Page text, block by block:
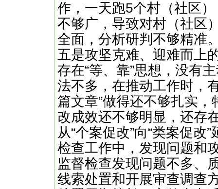
作，一天跑5个村（社区
不够广，导致对村（社区
全面，分析研判不够精准
五是攻坚克难、迎难而上
存在“等、靠”思想，没有
法不多，在推动工作时，
篇文章”做得还不够扎实
改成效还不够明显，还存
从“个案促改”向“类案促
检查工作中，发现问题和
监督检查发现问题不多、
线索处置和开展审查调查